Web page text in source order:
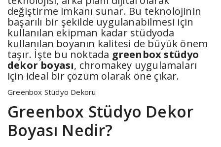
değiştirme imkanı sunar. Bu teknolojinin
başarılı bir şekilde uygulanabilmesi için
kullanılan ekipman kadar stüdyoda
kullanılan boyanın kalitesi de büyük önem
taşır. İşte bu noktada greenbox stüdyo
dekor boyası, chromakey uygulamaları
için ideal bir çözüm olarak öne çıkar.
Greenbox Stüdyo Dekoru
Greenbox Stüdyo Dekor
Boyası Nedir?